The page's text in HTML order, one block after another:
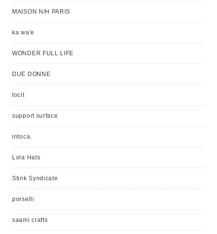
MAISON N/H PARIS
ka wa'e
WONDER FULL LIFE
DUE DONNE
tocit
support surface
intoca.
Lola Hats
Stink Syndicate
porselli
saami crafts